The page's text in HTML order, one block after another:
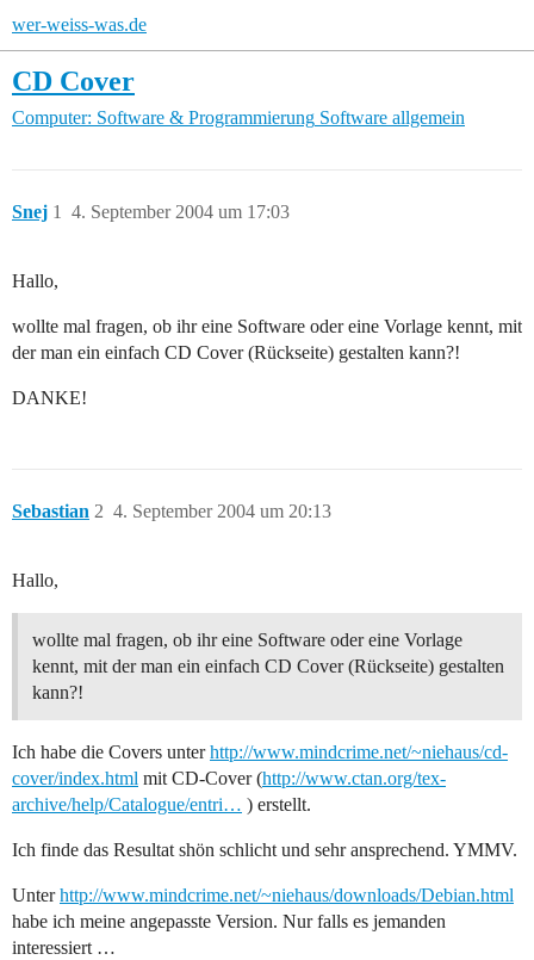
wer-weiss-was.de
CD Cover
Computer: Software & Programmierung Software allgemein
Snej 4. September 2004 um 17:03
1
Hallo,
wollte mal fragen, ob ihr eine Software oder eine Vorlage kennt, mit
der man ein einfach CD Cover (Rückseite) gestalten kann?!
DANKE!
Sebastian 4. September 2004 um 20:13
2
Hallo,
wollte mal fragen, ob ihr eine Software oder eine Vorlage
kennt, mit der man ein einfach CD Cover (Rückseite) gestalten
kann?!
Ich habe die Covers unterhttp://www.mindcrime.net/~niehaus/cd-
cover/index.html mit CD-Cover (http://www.ctan.org/tex-
archive/help/Catalogue/entri… ) erstellt.
Ich finde das Resultat shön schlicht und sehr ansprechend. YMMV.
Unterhttp://www.mindcrime.net/~niehaus/downloads/Debian.html
habe ich meine angepasste Version. Nur falls es jemanden
interessiert …